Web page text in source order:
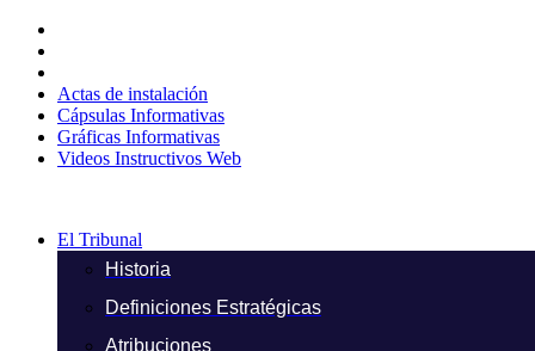
contenido
Actas de instalación
Cápsulas Informativas
Gráficas Informativas
Videos Instructivos Web
El Tribunal
Historia
Definiciones Estratégicas
Atribuciones